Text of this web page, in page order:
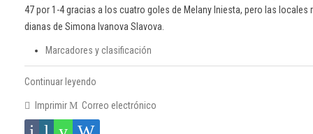
47 por 1-4 gracias a los cuatro goles de Melany Iniesta, pero las
dianas de Simona Ivanova Slavova.
Marcadores y clasificación
Continuar leyendo
Imprimir Correo electrónico